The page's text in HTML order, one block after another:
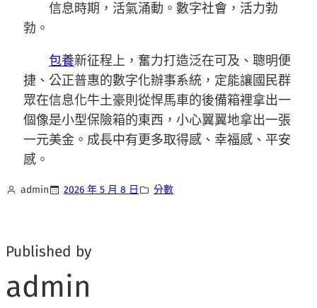
信息時期，活氣涌動。數字社會，活力勃
勃。
包養新征程上，奮力打造泛在可及、聰明便
捷、公正普惠的數字化辦事系統，定能讓國民群
眾在信息化牛土豪則從悍馬車的後備箱裡拿出一
個像是小型保險箱的東西，小心翼翼地拿出一張
一元美金。成長中有更多取得感、幸福感、平安
感。
admin 2026 年 5 月 8 日 分數
Published by
admin